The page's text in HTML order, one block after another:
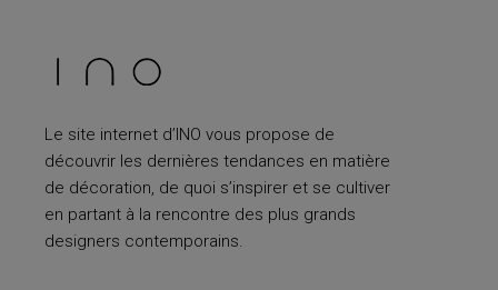
Le site internet d’INO vous propose de
découvrir les dernières tendances en matière
de décoration, de quoi s’inspirer et se cultiver
en partant à la rencontre des plus grands
designers contemporains.